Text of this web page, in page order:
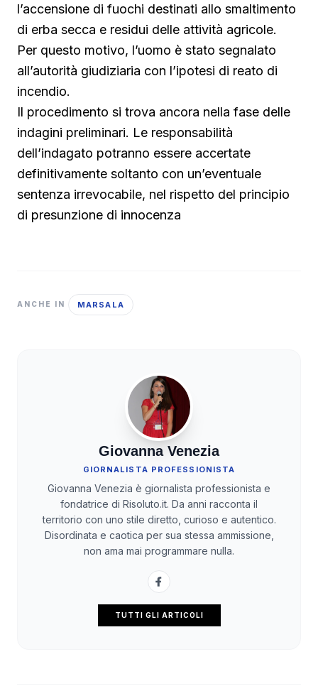
l’accensione di fuochi destinati allo smaltimento
di erba secca e residui delle attività agricole.
Per questo motivo, l’uomo è stato segnalato
all’autorità giudiziaria con l’ipotesi di reato di
incendio.
Il procedimento si trova ancora nella fase delle
indagini preliminari. Le responsabilità
dell’indagato potranno essere accertate
definitivamente soltanto con un’eventuale
sentenza irrevocabile, nel rispetto del principio
di presunzione di innocenza
ANCHE IN MARSALA
Giovanna Venezia
GIORNALISTA PROFESSIONISTA
Giovanna Venezia è giornalista professionista e
fondatrice di Risoluto.it. Da anni racconta il
territorio con uno stile diretto, curioso e autentico.
Disordinata e caotica per sua stessa ammissione,
non ama mai programmare nulla.
TUTTI GLI ARTICOLI